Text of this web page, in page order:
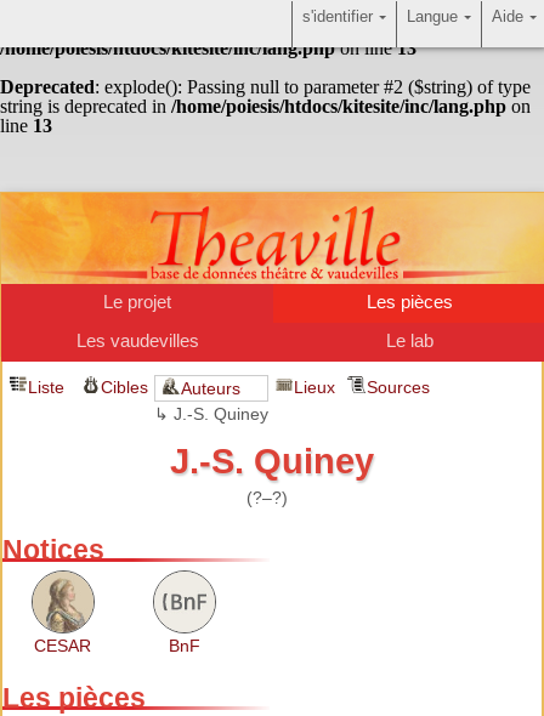
: Undefined array key "HTTP_ACCEPT_LANGUAGE" in
/home/poiesis/htdocs/kitesite/inc/lang.phpon line13
Deprecated: explode(): Passing null to parameter #2 ($string) of type
string is deprecated in /home/poiesis/htdocs/kitesite/inc/lang.php on
line 13
Le projet
Les pièces
Les vaudevilles
Le lab
Liste Cibles
Auteurs
↳ J.-S. Quiney
Lieux Sources
J.-S. Quiney
(?–?)
Notices
CESAR BnF
Les pièces
Aide
Langue
s'identifier